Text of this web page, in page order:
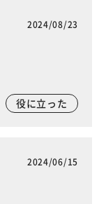
2024/08/23
役に立った
2024/06/15